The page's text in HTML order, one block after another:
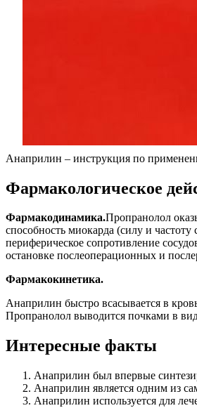
Анаприлин – инструкция по
Фармакологическое
Фармакодинамика.Пропранолол
способность миокарда (силу и
периферическое сопротивление
остановке послеоперационных и
Фармакокинетика.
Анаприлин быстро всасывается в
Пропранолол выводится почками в
Интересные факты
Анаприлин был впервые
Анаприлин является одним из
Анаприлин используется для